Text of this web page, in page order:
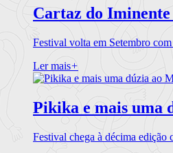
Cartaz do
Festival volta em Setembro
Ler mais+
Pikika e mais uma
Festival chega à décima edição